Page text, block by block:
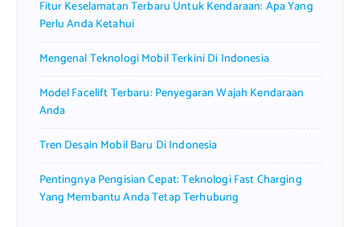
:Fitur Keselamatan Terbaru Untuk Kendaraan: Apa Yang
Perlu Anda Ketahui
Mengenal Teknologi Mobil Terkini Di Indonesia
Model Facelift Terbaru: Penyegaran Wajah Kendaraan
Anda
Tren Desain Mobil Baru Di Indonesia
Pentingnya Pengisian Cepat: Teknologi Fast Charging
Yang Membantu Anda Tetap Terhubung